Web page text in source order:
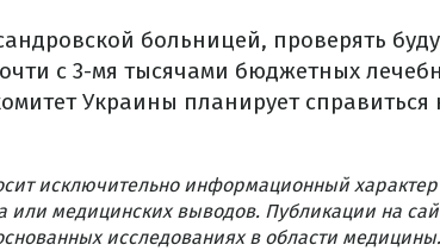
больницей, проверять
с 3-мя тысячами бюджетных
Украины планирует справиться
исключительно информационный
или медицинских выводов. Публикации на
исследованиях в области